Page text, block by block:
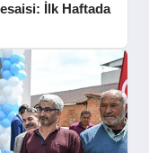
İlk Haftada